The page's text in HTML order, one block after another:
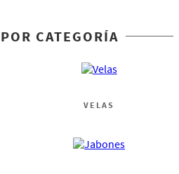
CATEGORÍA
VELAS